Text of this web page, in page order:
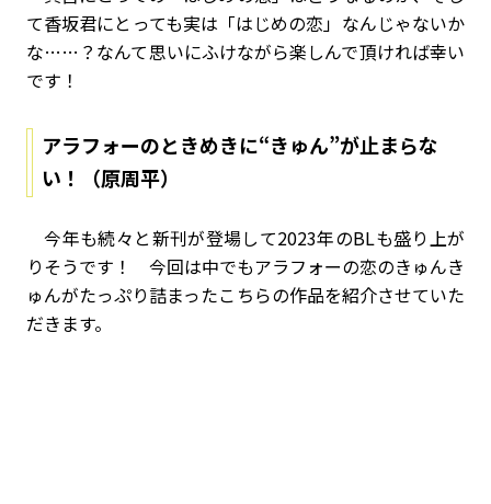
て香坂君にとっても実は「はじめの恋」なんじゃないか
な……？なんて思いにふけながら楽しんで頂ければ幸い
です！
アラフォーのときめきに“きゅん”が止まらな
い！（原周平）
今年も続々と新刊が登場して2023年のBLも盛り上が
りそうです！ 今回は中でもアラフォーの恋のきゅんき
ゅんがたっぷり詰まったこちらの作品を紹介させていた
だきます。